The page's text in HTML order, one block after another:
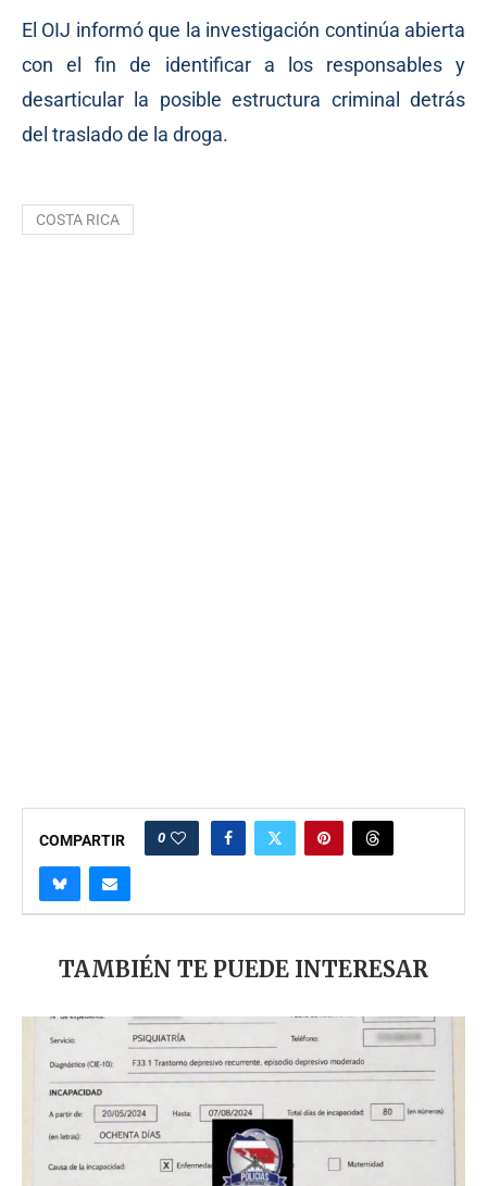
El OIJ informó que la investigación continúa abierta
con el fin de identificar a los responsables y
desarticular la posible estructura criminal detrás
del traslado de la droga.
COSTA RICA
COMPARTIR 0
TAMBIÉN TE PUEDE INTERESAR